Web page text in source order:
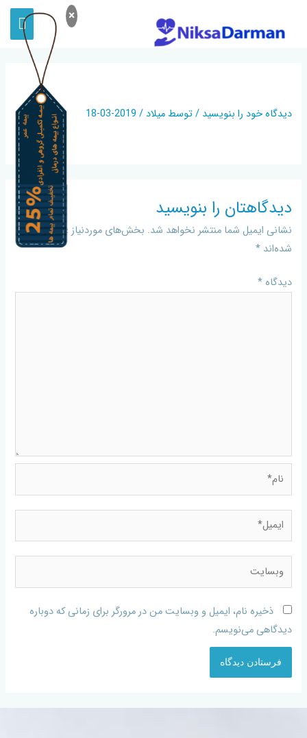
×
دیدگاه‌ خود را بنویسید / توسطمیلاد/
2019-03-18
دیدگاهتان را بنویسید
نشانی ایمیل شما منتشر نخواهد شد. بخش‌های موردنیاز علامت‌گذاری
شده‌اند*
دیدگاه*
ذخیره نام، ایمیل و وبسایت من در مرورگر برای زمانی که دوباره
دیدگاهی می‌نویسم.